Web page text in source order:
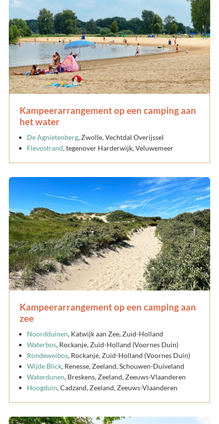
Kampeerarrangement op een camping aan
het water
De Agnietenberg, Zwolle, Vechtdal Overijssel
Flevostrand, tegenover Harderwijk, Veluwemeer
Kampeerarrangement op een camping aan
zee
Noordduinen, Katwijk aan Zee, Zuid-Holland
Waterbos, Rockanje, Zuid-Holland (Voornes Duin)
Rondeweibos, Rockanje, Zuid-Holland (Voornes Duin)
Wijde Blick, Renesse, Zeeland, Schouwen-Duiveland
Waterdunen, Breskens, Zeeland, Zeeuws-Vlaanderen
Hoogduin, Cadzand, Zeeland, Zeeuws-Vlaanderen